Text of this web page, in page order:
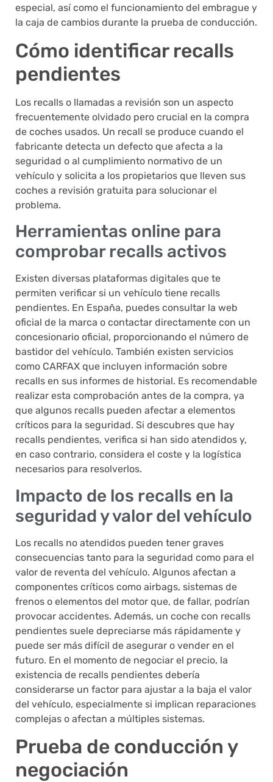
especial, así como el funcionamiento del embrague y
la caja de cambios durante la prueba de conducción.
Cómo identificar recalls
pendientes
Los recalls o llamadas a revisión son un aspecto
frecuentemente olvidado pero crucial en la compra
de coches usados. Un recall se produce cuando el
fabricante detecta un defecto que afecta a la
seguridad o al cumplimiento normativo de un
vehículo y solicita a los propietarios que lleven sus
coches a revisión gratuita para solucionar el
problema.
Herramientas online para
comprobar recalls activos
Existen diversas plataformas digitales que te
permiten verificar si un vehículo tiene recalls
pendientes. En España, puedes consultar la web
oficial de la marca o contactar directamente con un
concesionario oficial, proporcionando el número de
bastidor del vehículo. También existen servicios
como CARFAX que incluyen información sobre
recalls en sus informes de historial. Es recomendable
realizar esta comprobación antes de la compra, ya
que algunos recalls pueden afectar a elementos
críticos para la seguridad. Si descubres que hay
recalls pendientes, verifica si han sido atendidos y,
en caso contrario, considera el coste y la logística
necesarios para resolverlos.
Impacto de los recalls en la
seguridad y valor del vehículo
Los recalls no atendidos pueden tener graves
consecuencias tanto para la seguridad como para el
valor de reventa del vehículo. Algunos afectan a
componentes críticos como airbags, sistemas de
frenos o elementos del motor que, de fallar, podrían
provocar accidentes. Además, un coche con recalls
pendientes suele depreciarse más rápidamente y
puede ser más difícil de asegurar o vender en el
futuro. En el momento de negociar el precio, la
existencia de recalls pendientes debería
considerarse un factor para ajustar a la baja el valor
del vehículo, especialmente si implican reparaciones
complejas o afectan a múltiples sistemas.
Prueba de conducción y
negociación